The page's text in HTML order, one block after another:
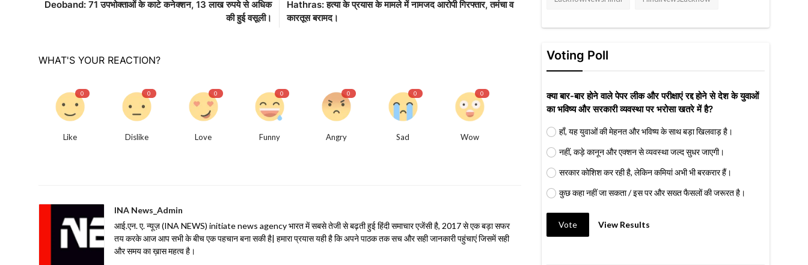
Deoband: 71 उपभोक्ताओं के काटे कनेक्शन, 13 लाख रुपये से अधिक
की हुई वसूली।
Hathras: हत्या के प्रयास के मामले में नामजद आरोपी गिरफ्तार, तमंचा व
कारतूस बरामद।
WHAT'S YOUR REACTION?
0
Like
0
Dislike
0
Love
0
Funny
0
Angry
0
Sad
0
Wow
INA News_Admin
आई.एन. ए. न्यूज़ (INA NEWS) initiate news agency भारत में सबसे तेजी से बढ़ती हुई हिंदी समाचार एजेंसी है, 2017 से एक बड़ा सफर
तय करके आज आप सभी के बीच एक पहचान बना सकी है| हमारा प्रयास यही है कि अपने पाठक तक सच और सही जानकारी पहुंचाएं जिसमें सही
और समय का ख़ास महत्व है।
Voting Poll
क्या बार-बार होने वाले पेपर लीक और परीक्षाएं रद्द होने से देश के युवाओं
का भविष्य और सरकारी व्यवस्था पर भरोसा खतरे में है?
हाँ, यह युवाओं की मेहनत और भविष्य के साथ बड़ा खिलवाड़ है।
नहीं, कड़े कानून और एक्शन से व्यवस्था जल्द सुधर जाएगी।
सरकार कोशिश कर रही है, लेकिन कमियां अभी भी बरकरार हैं।
कुछ कहा नहीं जा सकता / इस पर और सख्त फैसलों की जरूरत है।
Vote View Results